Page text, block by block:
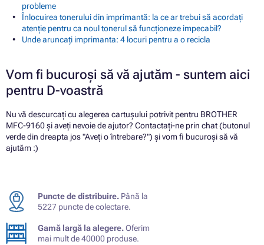
probleme
Înlocuirea tonerului din imprimantă: la ce ar trebui să acordați
atenție pentru ca noul tonerul să funcționeze impecabil?
Unde aruncați imprimanta: 4 locuri pentru a o recicla
Vom fi bucuroși să vă ajutăm - suntem aici
pentru D-voastră
Nu vă descurcați cu alegerea cartușului potrivit pentru BROTHER
MFC-9160 și aveți nevoie de ajutor? Contactați-ne prin chat (butonul
verde din dreapta jos "Aveți o întrebare?") și vom fi bucuroși să vă
ajutăm :)
Puncte de distribuire. Până la
5227 puncte de colectare.
Gamă largă la alegere.Oferim
mai mult de 40000 produse.